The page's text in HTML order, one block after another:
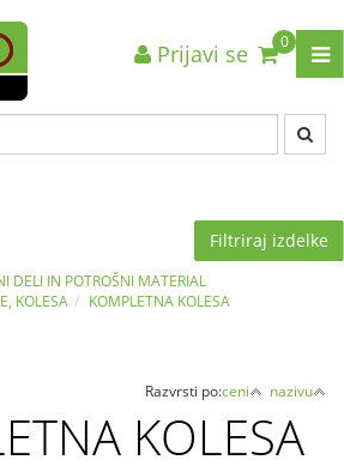
0
Prijavi se
Filtriraj izdelke
DELI IN POTROŠNI MATERIAL
KOLESA
KOMPLETNA KOLESA
Razvrsti po:ceni nazivu
KOLESA